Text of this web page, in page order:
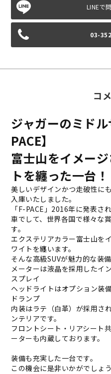
03-
コ
ジャガーのミド
PACE】
富士山をイメー
トを纏った一台！
美しいデザインかつ走破性に
入庫いたしました。
「F-PACE」2016年に発表さ
車でして、世界各国で様々な
す。
エクステリアカラー富士山を
ワイトを纏います。
そんな高級SUVが魅力的な装
メーターは液晶を採用したイ
スプレイ
ヘッドライトはオプション装
ドランプ
内装はラテ（白革）が採用さ
ンテリアです。
フロントシート・リアシート
ーターも内蔵しております。
装備も充実した一台です。
この機会に是非いかがでしょう